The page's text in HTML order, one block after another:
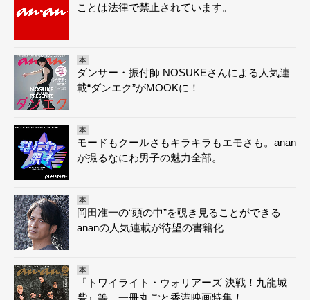
ことは法律で禁止されています。
本
ダンサー・振付師 NOSUKEさんによる人気連
載“ダンエク”がMOOKに！
本
モードもクールさもキラキラもエモさも。anan
が撮るなにわ男子の魅力全部。
本
岡田准一の“頭の中”を覗き見ることができる
ananの人気連載が待望の書籍化
本
『トワイライト・ウォリアーズ 決戦！九龍城
砦』等、一冊丸ごと香港映画特集！